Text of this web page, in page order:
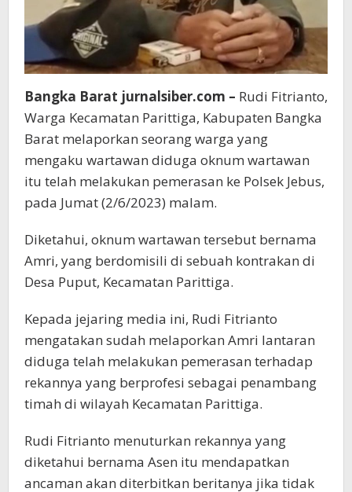
Bangka Barat jurnalsiber.com – Rudi Fitrianto,
Warga Kecamatan Parittiga, Kabupaten Bangka
Barat melaporkan seorang warga yang
mengaku wartawan diduga oknum wartawan
itu telah melakukan pemerasan ke Polsek Jebus,
pada Jumat (2/6/2023) malam.
Diketahui, oknum wartawan tersebut bernama
Amri, yang berdomisili di sebuah kontrakan di
Desa Puput, Kecamatan Parittiga.
Kepada jejaring media ini, Rudi Fitrianto
mengatakan sudah melaporkan Amri lantaran
diduga telah melakukan pemerasan terhadap
rekannya yang berprofesi sebagai penambang
timah di wilayah Kecamatan Parittiga.
Rudi Fitrianto menuturkan rekannya yang
diketahui bernama Asen itu mendapatkan
ancaman akan diterbitkan beritanya jika tidak